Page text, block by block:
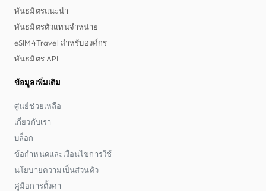
พันธมิตรแนะนำ
พันธมิตรตัวแทนจำหน่าย
eSIM4Travel สำหรับองค์กร
พันธมิตร API
ข้อมูลเพิ่มเติม
ศูนย์ช่วยเหลือ
เกี่ยวกับเรา
บล็อก
ข้อกำหนดและเงื่อนไขการใช้
นโยบายความเป็นส่วนตัว
คู่มือการตั้งค่า